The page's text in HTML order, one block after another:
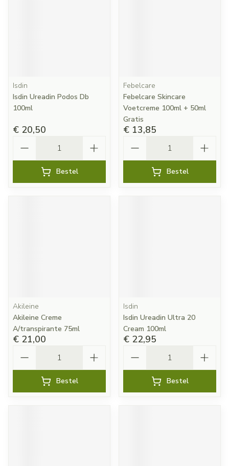
Isdin
Isdin Ureadin Podos Db
100ml
€ 20,50
Bestel
Febelcare
Febelcare Skincare
Voetcreme 100ml + 50ml
Gratis
€ 13,85
Bestel
Akileine
Akileine Creme
A/transpirante 75ml
€ 21,00
Bestel
Isdin
Isdin Ureadin Ultra 20
Cream 100ml
€ 22,95
Bestel